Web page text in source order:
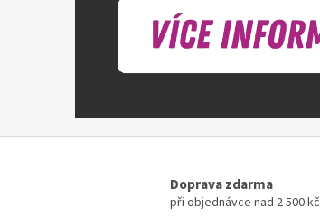
Doprava zdarma
při objednávce nad 2 500 kč